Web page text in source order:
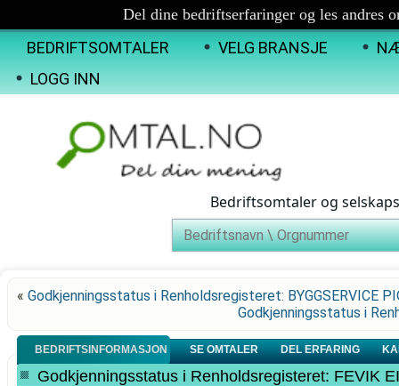
Del dine bedriftserfaringer og les andres
BEDRIFTSOMTALER VELG BRANSJE
LOGG INN
Bedriftsomtaler og
« Godkjenningsstatus i Renholdsregisteret: BYGGSERVICE
Godkjenningsstatus i
BEDRIFTSINFORMASJON SE OMTALER DEL ERFARING
Godkjenningsstatus i Renholdsregisteret: FEVIK